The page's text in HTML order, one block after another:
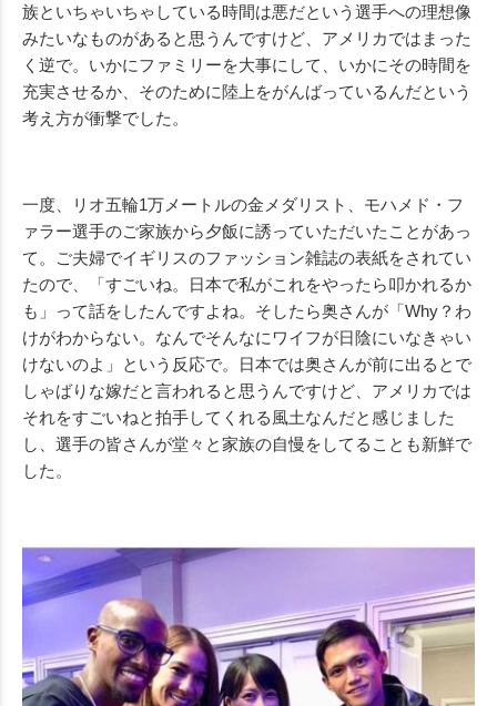
族といちゃいちゃしている時間は悪だという選手への理想像
みたいなものがあると思うんですけど、アメリカではまった
く逆で。いかにファミリーを大事にして、いかにその時間を
充実させるか、そのために陸上をがんばっているんだという
考え方が衝撃でした。
一度、リオ五輪1万メートルの金メダリスト、モハメド・フ
ァラー選手のご家族から夕飯に誘っていただいたことがあっ
て。ご夫婦でイギリスのファッション雑誌の表紙をされてい
たので、「すごいね。日本で私がこれをやったら叩かれるか
も」って話をしたんですよね。そしたら奥さんが「Why？わ
けがわからない。なんでそんなにワイフが日陰にいなきゃい
けないのよ」という反応で。日本では奥さんが前に出るとで
しゃばりな嫁だと言われると思うんですけど、アメリカでは
それをすごいねと拍手してくれる風土なんだと感じました
し、選手の皆さんが堂々と家族の自慢をしてることも新鮮で
した。